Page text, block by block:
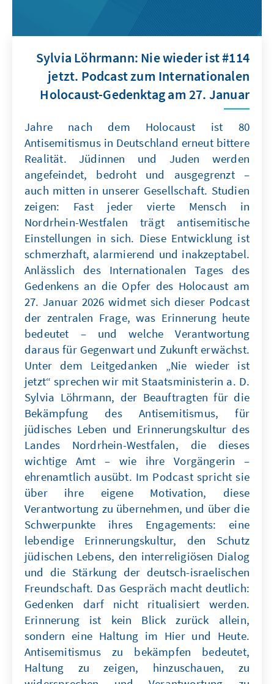
#114 Sylvia Löhrmann: Nie wieder ist
jetzt. Podcast zum Internationalen
Holocaust-Gedenktag am 27. Januar
80 Jahre nach dem Holocaust ist
Antisemitismus in Deutschland erneut bittere
Realität. Jüdinnen und Juden werden
angefeindet, bedroht und ausgegrenzt –
auch mitten in unserer Gesellschaft. Studien
zeigen: Fast jeder vierte Mensch in
Nordrhein-Westfalen trägt antisemitische
Einstellungen in sich. Diese Entwicklung ist
schmerzhaft, alarmierend und inakzeptabel.
Anlässlich des Internationalen Tages des
Gedenkens an die Opfer des Holocaust am
27. Januar 2026 widmet sich dieser Podcast
der zentralen Frage, was Erinnerung heute
bedeutet – und welche Verantwortung
daraus für Gegenwart und Zukunft erwächst.
Unter dem Leitgedanken „Nie wieder ist
jetzt“ sprechen wir mit Staatsministerin a. D.
Sylvia Löhrmann, der Beauftragten für die
Bekämpfung des Antisemitismus, für
jüdisches Leben und Erinnerungskultur des
Landes Nordrhein-Westfalen, die dieses
wichtige Amt – wie ihre Vorgängerin –
ehrenamtlich ausübt. Im Podcast spricht sie
über ihre eigene Motivation, diese
Verantwortung zu übernehmen, und über die
Schwerpunkte ihres Engagements: eine
lebendige Erinnerungskultur, den Schutz
jüdischen Lebens, den interreligiösen Dialog
und die Stärkung der deutsch-israelischen
Freundschaft. Das Gespräch macht deutlich:
Gedenken darf nicht ritualisiert werden.
Erinnerung ist kein Blick zurück allein,
sondern eine Haltung im Hier und Heute.
Antisemitismus zu bekämpfen bedeutet,
Haltung zu zeigen, hinzuschauen, zu